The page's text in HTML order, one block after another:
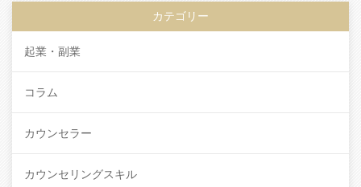
カテゴリー
起業・副業
コラム
カウンセラー
カウンセリングスキル